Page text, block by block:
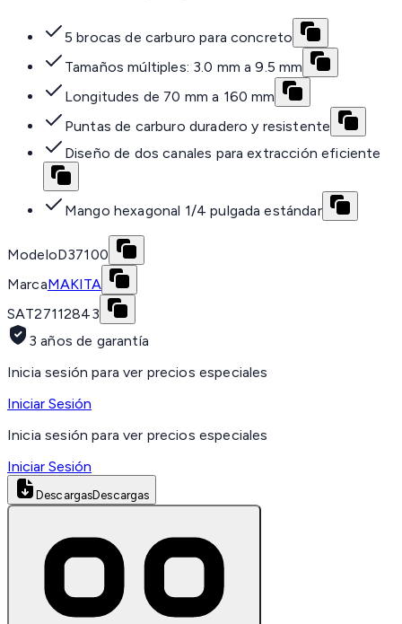
5 brocas de carburo para concreto
Tamaños múltiples: 3.0 mm a 9.5 mm
Longitudes de 70 mm a 160 mm
Puntas de carburo duradero y resistente
Diseño de dos canales para extracción eficiente
Mango hexagonal 1/4 pulgada estándar
ModeloD37100
MarcaMAKITA
SAT27112843
3 años de garantía
Inicia sesión para ver precios especiales
Iniciar Sesión
Inicia sesión para ver precios especiales
Iniciar Sesión
DescargasDescargas